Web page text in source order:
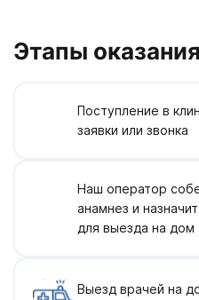
Этапы
Поступление в
заявки или звонка
Наш оператор
анамнез и
для выезда на дом
Выезд врачей на